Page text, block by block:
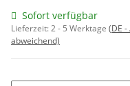
Sofort verfügbar
Lieferzeit:2 - 5 Werktage (DE
abweichend)